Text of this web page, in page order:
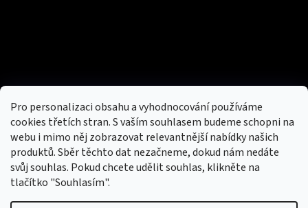
Pro personalizaci obsahu a vyhodnocování používáme
cookies třetích stran. S vaším souhlasem budeme schopni na
webu i mimo něj zobrazovat relevantnější nabídky našich
produktů. Sběr těchto dat nezačneme, dokud nám nedáte
svůj souhlas. Pokud chcete udělit souhlas, klikněte na
tlačítko "Souhlasím".
Nový obchod s batohy, cestovními zavazadly, tašky a peněženky